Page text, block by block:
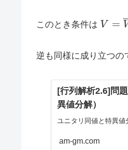
\cdots
\oplus
\oplus
W
このとき条件は V =
D
V =
逆も同様に成り立つの
[行列解析2.6]問
異値分解）
ユニタリ同値と特異
am-gm.com